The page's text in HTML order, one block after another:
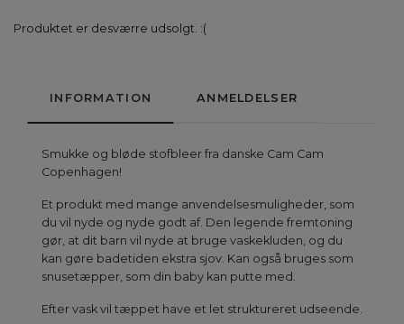
Produktet er desværre udsolgt. :(
INFORMATION ANMELDELSER
Smukke og bløde stofbleer fra danske Cam Cam
Copenhagen!
Et produkt med mange anvendelsesmuligheder, som
du vil nyde og nyde godt af. Den legende fremtoning
gør, at dit barn vil nyde at bruge vaskekluden, og du
kan gøre badetiden ekstra sjov. Kan også bruges som
snusetæpper, som din baby kan putte med.
Efter vask vil tæppet have et let struktureret udseende.